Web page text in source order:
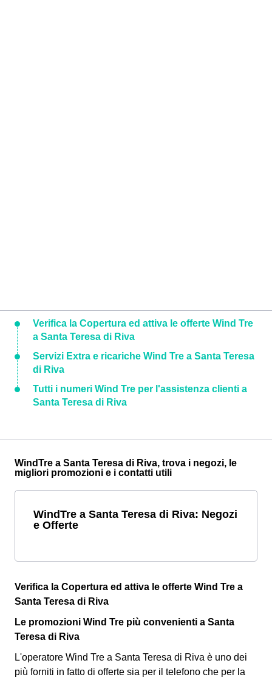
Verifica la Copertura ed attiva le offerte Wind Tre
a Santa Teresa di Riva
Servizi Extra e ricariche Wind Tre a Santa Teresa
di Riva
Tutti i numeri Wind Tre per l'assistenza clienti a
Santa Teresa di Riva
WindTre a Santa Teresa di Riva, trova i negozi, le
migliori promozioni e i contatti utili
WindTre a Santa Teresa di Riva: Negozi
e Offerte
Verifica la Copertura ed attiva le offerte Wind Tre a
Santa Teresa di Riva
Le promozioni Wind Tre più convenienti a Santa
Teresa di Riva
L'operatore Wind Tre a Santa Teresa di Riva è uno dei
più forniti in fatto di offerte sia per il telefono che per la